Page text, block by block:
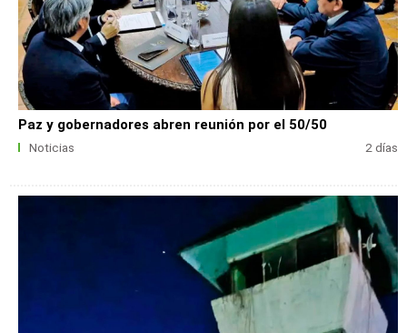
Paz y gobernadores abren reunión por el 50/50
Noticias 2 días